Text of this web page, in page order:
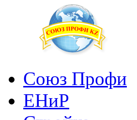
Союз Профи
ЕНиР